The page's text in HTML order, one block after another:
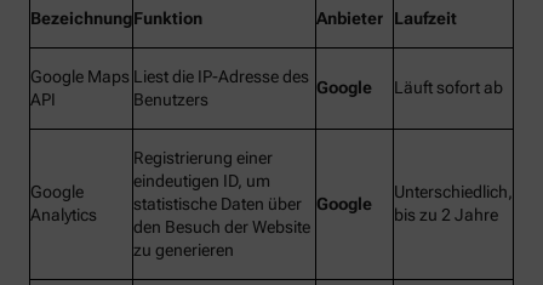
BezeichnungFunktion Anbieter Laufzeit
Google Maps
API
Liest die IP-Adresse des
Benutzers
Google Läuft sofort ab
Google
Analytics
Registrierung einer
eindeutigen ID, um
statistische Daten über
den Besuch der Website
zu generieren
Google
Unterschiedlich,
bis zu 2 Jahre